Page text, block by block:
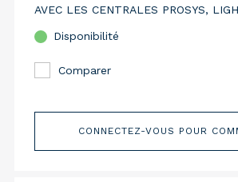
AVEC LES CENTRALES PROSYS,
PROSYS PLUS
Disponibilité
Comparer
CONNECTEZ-VOUS POUR